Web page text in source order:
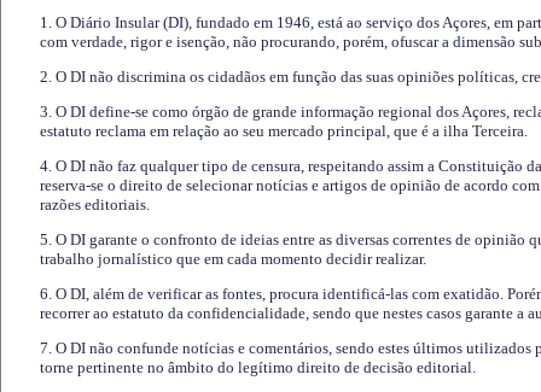
1. O Diário Insular (DI), fundado em 1946, está ao serviço dos Açores, em
com verdade, rigor e isenção, não procurando, porém, ofuscar a dimensão
2. O DI não discrimina os cidadãos em função das suas opiniões políticas,
3. O DI define-se como órgão de grande informação regional dos Açores,
estatuto reclama em relação ao seu mercado principal, que é a ilha Terceira.
4. O DI não faz qualquer tipo de censura, respeitando assim a Constituição
reserva-se o direito de selecionar notícias e artigos de opinião de acordo
razões editoriais.
5. O DI garante o confronto de ideias entre as diversas correntes de opinião
trabalho jornalístico que em cada momento decidir realizar.
6. O DI, além de verificar as fontes, procura identificá-las com exatidão.
recorrer ao estatuto da confidencialidade, sendo que nestes casos garante a
7. O DI não confunde notícias e comentários, sendo estes últimos utilizados
torne pertinente no âmbito do legítimo direito de decisão editorial.